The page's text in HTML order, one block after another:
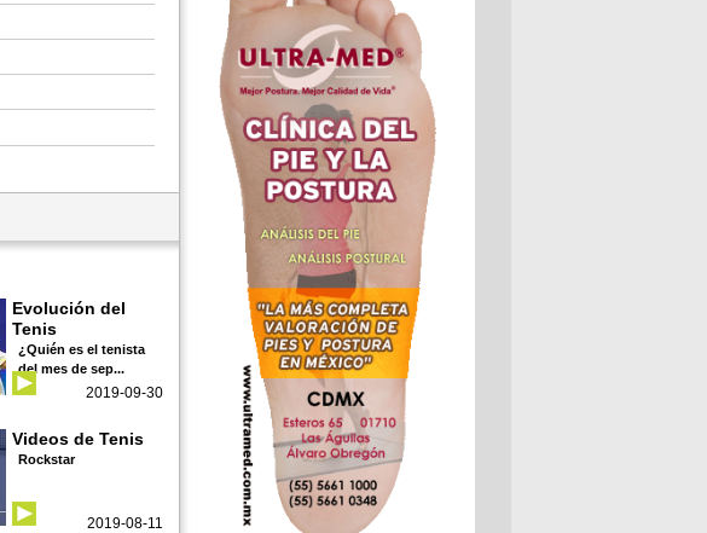
Evolución del
Tenis
¿Quién es el tenista
del mes de sep...
2019-09-30
Videos de Tenis
Rockstar
2019-08-11